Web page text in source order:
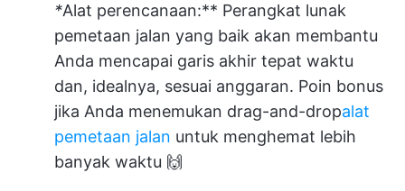
*Alat perencanaan:** Perangkat lunak
pemetaan jalan yang baik akan membantu
Anda mencapai garis akhir tepat waktu
dan, idealnya, sesuai anggaran. Poin bonus
jika Anda menemukan drag-and-dropalat
pemetaan jalan untuk menghemat lebih
banyak waktu 🙌